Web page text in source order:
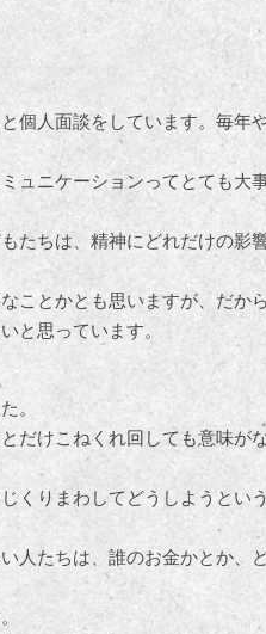
個人面談をしています。毎年
ュニケーションってとても大
たちは、精神にどれだけの影
ことかとも思いますが、だか
と思っています。
。
だけこねくれ回しても意味が
くりまわしてどうしようとい
人たちは、誰のお金かとか、